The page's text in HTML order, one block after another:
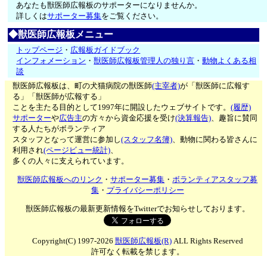
あなたも獣医師広報板のサポーターになりませんか。
詳しくはサポーター募集をご覧ください。
◆獣医師広報板メニュー
トップページ ・ 広報板ガイドブック
インフォメーション ・獣医師広報板管理人の独り言 ・動物よくある相
談
獣医師広報板は、町の犬猫病院の獣医師(主宰者)が「獣医師に広報す
る」「獣医師が広報する」
ことを主たる目的として1997年に開設したウェブサイトです。(履歴)
サポーターや広告主の方々から資金応援を受け(決算報告)、趣旨に賛同
する人たちがボランティア
スタッフとなって運営に参加し(スタッフ名簿)、動物に関わる皆さんに
利用され(ページビュー統計)、
多くの人々に支えられています。
獣医師広報板へのリンク ・サポーター募集 ・ボランティアスタッフ募
集・ プライバシーポリシー
獣医師広報板の最新更新情報をTwitterでお知らせしております。
Copyright(C) 1997-2026 獣医師広報板(R)ALL Rights Reserved
許可なく転載を禁じます。